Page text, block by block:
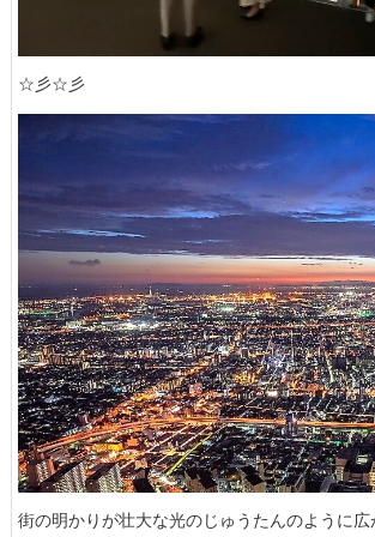
☆彡☆彡
街の明かりが壮大な光のじゅうたんのように広